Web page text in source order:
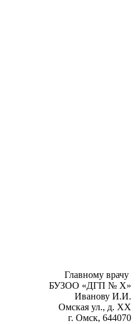
Главному врачу
БУЗОО «ДГП № Х»
Иванову И.И.
Омская ул., д. ХХ
г. Омск, 644070